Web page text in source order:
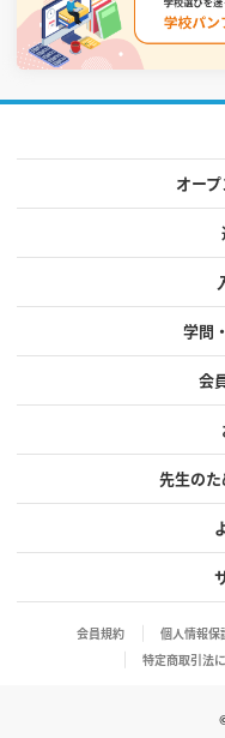
オー
学問
会
先生の
会員規約 個人情報保
特定商取引法